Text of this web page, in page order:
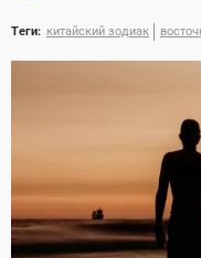
Теги: китайский зодиак